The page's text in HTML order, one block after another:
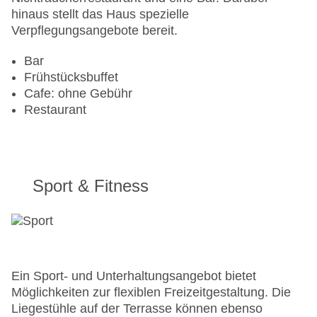
Anzahl der Aufzüge: 1
Haustiere: gegen Gebühr
Sonnenterrasse
Gesamtanzahl der Stockwerke: 14
Gesamtanzahl der Zimmer: 311
Pools:Liegen am Pool
hinaus stellt das Haus spezielle
Verpflegungsangebote bereit.
Bar
Frühstücksbuffet
Cafe: ohne Gebühr
Restaurant
Sport & Fitness
Ein Sport- und Unterhaltungsangebot bietet
Möglichkeiten zur flexiblen Freizeitgestaltung. Die
Liegestühle auf der Terrasse können ebenso